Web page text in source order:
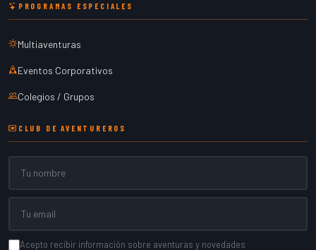
PROGRAMAS ESPECIALES
Multiaventuras
Eventos Corporativos
Colegios / Grupos
CLUB DE AVENTUREROS
Acepto recibir información sobre aventuras y novedades